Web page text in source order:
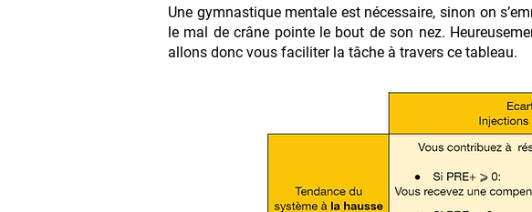
Une gymnastique mentale est nécessaire, sinon on
le mal de crâne pointe le bout de son nez.
allons donc vous faciliter la tâche à travers ce tableau.